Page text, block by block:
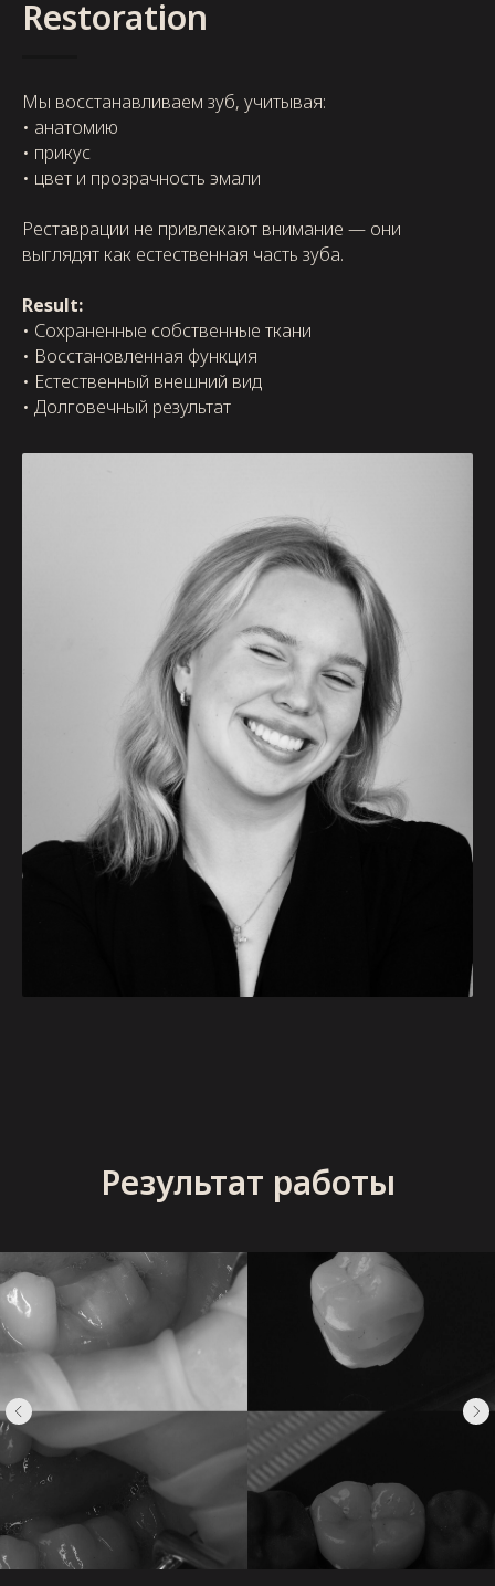
Restoration
Мы восстанавливаем зуб, учитывая:
• анатомию
• прикус
• цвет и прозрачность эмали
Реставрации не привлекают внимание — они
выглядят как естественная часть зуба.
Result:
• Сохраненные собственные ткани
• Восстановленная функция
• Естественный внешний вид
• Долговечный результат
Результат работы